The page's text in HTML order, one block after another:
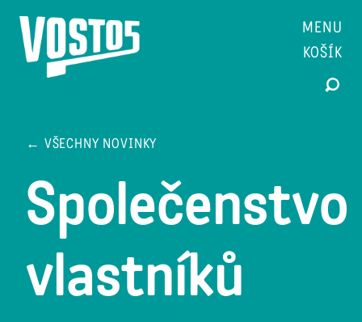
MENU
KOŠÍK
← VŠECHNY NOVINKY
Společenstvo
vlastníků